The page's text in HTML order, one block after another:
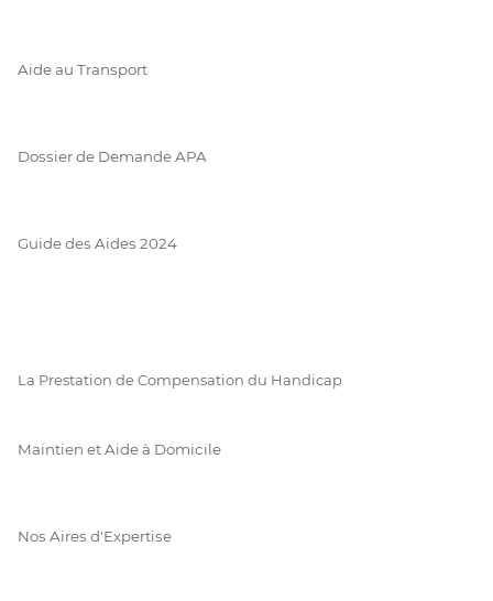
Aide au Transport
Dossier de Demande APA
Guide des Aides 2024
La Prestation de Compensation du Handicap
Maintien et Aide à Domicile
Nos Aires d'Expertise